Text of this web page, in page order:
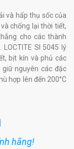
và hấp thụ sốc của
chống lại thời tiết,
cho các thành
SI 5045 lý
bịt kín và phủ các
nguyên các đặc
hợp lên đến 200°C
hãng!